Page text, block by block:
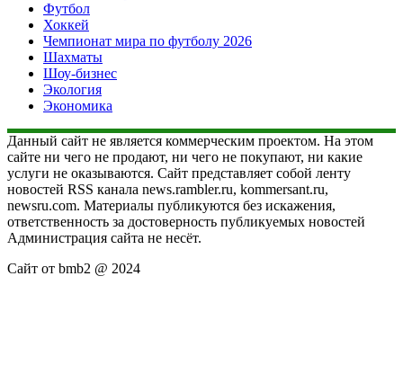
Футбол
Хоккей
Чемпионат мира по футболу 2026
Шахматы
Шоу-бизнес
Экология
Экономика
Данный сайт не является коммерческим проектом. На этом
сайте ни чего не продают, ни чего не покупают, ни какие
услуги не оказываются. Сайт представляет собой ленту
новостей RSS канала news.rambler.ru, kommersant.ru,
newsru.com. Материалы публикуются без искажения,
ответственность за достоверность публикуемых новостей
Администрация сайта не несёт.
Сайт от bmb2 @ 2024